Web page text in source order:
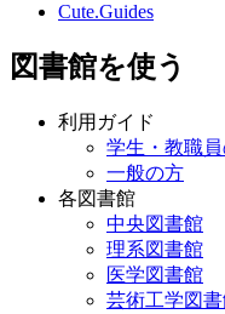
Cute.Guides
図書館を使う
利用ガイド
学生・教職
一般の方
各図書館
中央図書館
理系図書館
医学図書館
芸術工学図